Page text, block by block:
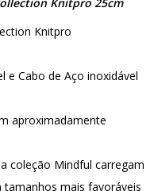
Knitpro
e Cabo de Aço inoxidável
aproximadamente
coleção Mindful carregam
mais favoráveis